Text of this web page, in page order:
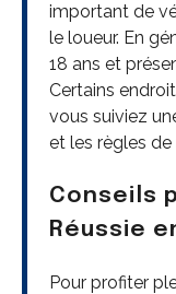
important de
le loueur. En
18 ans et
Certains
vous suiviez
et les règles
Conseils
Réussie
Pour profiter